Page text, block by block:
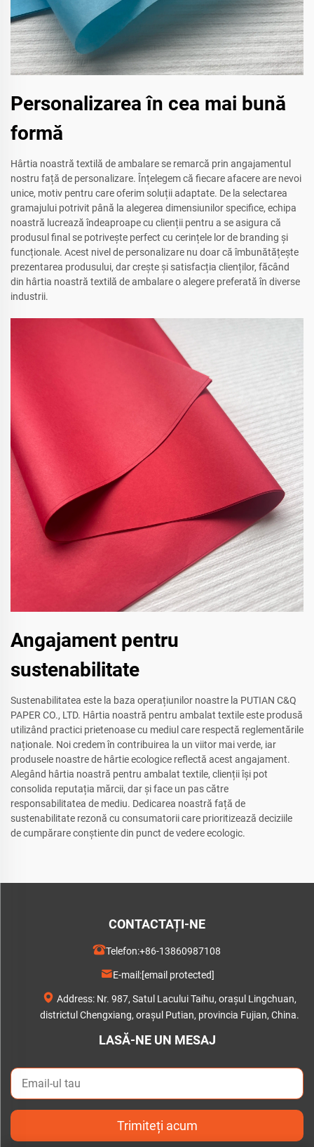
Personalizarea în cea mai bună
formă
Hârtia noastră textilă de ambalare se remarcă prin angajamentul
nostru față de personalizare. Înțelegem că fiecare afacere are nevoi
unice, motiv pentru care oferim soluții adaptate. De la selectarea
gramajului potrivit până la alegerea dimensiunilor specifice, echipa
noastră lucrează îndeaproape cu clienții pentru a se asigura că
produsul final se potrivește perfect cu cerințele lor de branding și
funcționale. Acest nivel de personalizare nu doar că îmbunătățește
prezentarea produsului, dar crește și satisfacția clienților, făcând
din hârtia noastră textilă de ambalare o alegere preferată în diverse
industrii.
Angajament pentru
sustenabilitate
Sustenabilitatea este la baza operațiunilor noastre la PUTIAN C&Q
PAPER CO., LTD. Hârtia noastră pentru ambalat textile este produsă
utilizând practici prietenoase cu mediul care respectă reglementările
naționale. Noi credem în contribuirea la un viitor mai verde, iar
produsele noastre de hârtie ecologice reflectă acest angajament.
Alegând hârtia noastră pentru ambalat textile, clienții își pot
consolida reputația mărcii, dar și face un pas către
responsabilitatea de mediu. Dedicarea noastră față de
sustenabilitate rezonă cu consumatorii care prioritizează deciziile
de cumpărare conștiente din punct de vedere ecologic.
CONTACTAȚI-NE
Telefon:+86-13860987108
E-mail:[email protected]
Address: Nr. 987, Satul Lacului Taihu, orașul Lingchuan,
districtul Chengxiang, orașul Putian, provincia Fujian, China.
LASĂ-NE UN MESAJ
Trimiteți acum